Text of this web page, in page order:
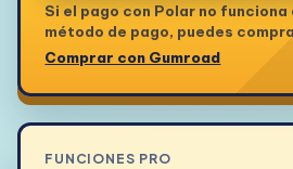
Si el pago con Polar no
método de pago, puedes
Comprar con Gumroad
FUNCIONES PRO